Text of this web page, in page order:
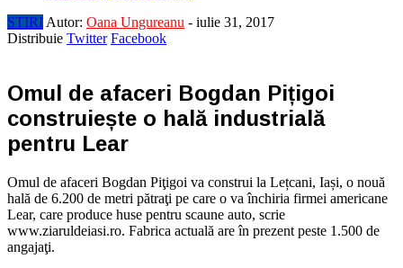
STIRI Autor: Oana Ungureanu - iulie 31, 2017
Distribuie Twitter Facebook
Omul de afaceri Bogdan Pițigoi
construiește o hală industrială
pentru Lear
Omul de afaceri Bogdan Piţigoi va construi la Lețcani, Iași, o nouă
hală de 6.200 de metri pătraţi pe care o va închiria firmei americane
Lear, care produce huse pentru scaune auto, scrie
www.ziaruldeiasi.ro. Fabrica actuală are în prezent peste 1.500 de
angajaţi.